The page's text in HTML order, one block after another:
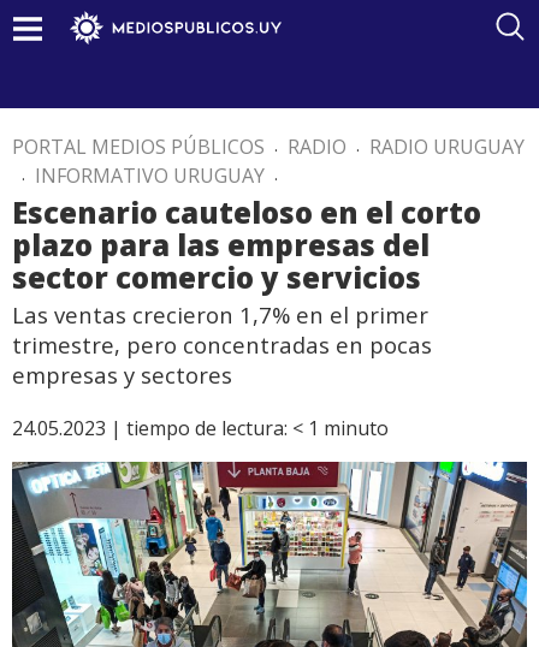
PORTAL MEDIOS PÚBLICOS . RADIO . RADIO URUGUAY
. INFORMATIVO URUGUAY .
Escenario cauteloso en el corto
plazo para las empresas del
sector comercio y servicios
Las ventas crecieron 1,7% en el primer
trimestre, pero concentradas en pocas
empresas y sectores
24.05.2023 | tiempo de lectura: < 1 minuto